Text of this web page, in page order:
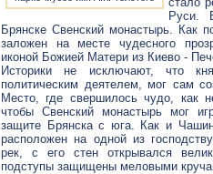
Руси.
Брянске Свенский монастырь. Как
заложен на месте чудесного
иконой Божией Матери из Киево -
Историки не исключают, что
политическим деятелем, мог сам
Место, где свершилось чудо, как
чтобы Свенский монастырь мог
защите Брянска с юга. Как и
расположен на одной из
рек, с его стен открывался
подступы защищены меловыми